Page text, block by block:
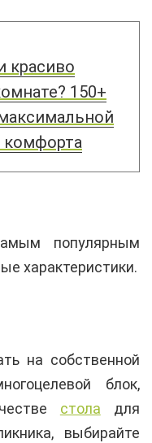
красиво
150+
комфорта
популярным
характеристики.
на собственной
блок,
стола для
выбирайте